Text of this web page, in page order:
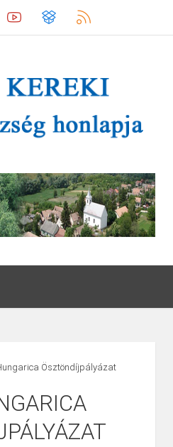
Ösztöndíjpályázat